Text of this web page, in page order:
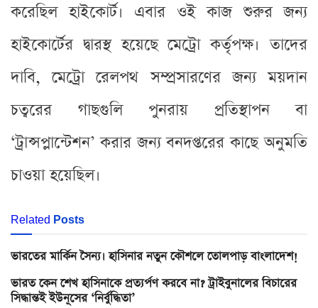
করেছিল হাইকোর্ট। এবার ওই কাজ শুরুর জন্য
হাইকোর্টের দ্বারস্থ হয়েছে মেট্রো কর্তৃপক্ষ। তাদের
দাবি, মেট্রো রেলপথ সম্প্রসারণের জন্য ময়দান
চত্বরের গাছগুলি পুনরায় প্রতিস্থাপন বা
‘ট্রান্সপ্লান্টেশন’ করার জন্য বনদপ্তরের কাছে অনুমতি
চাওয়া হয়েছিল।
Related Posts
ভারতের মার্কিন সৈন্য। হাসিনার নতুন কৌশলে তোলপাড় বাংলাদেশ!
ভারত কেন শেখ হাসিনাকে প্রত্যর্পণ করবে না? ট্রাইবুনালের বিচারের
সিদ্ধান্তই ইউনূসের ‘নির্বুদ্ধিতা’